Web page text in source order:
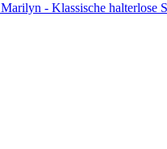
Marilyn - Klassische halterlose